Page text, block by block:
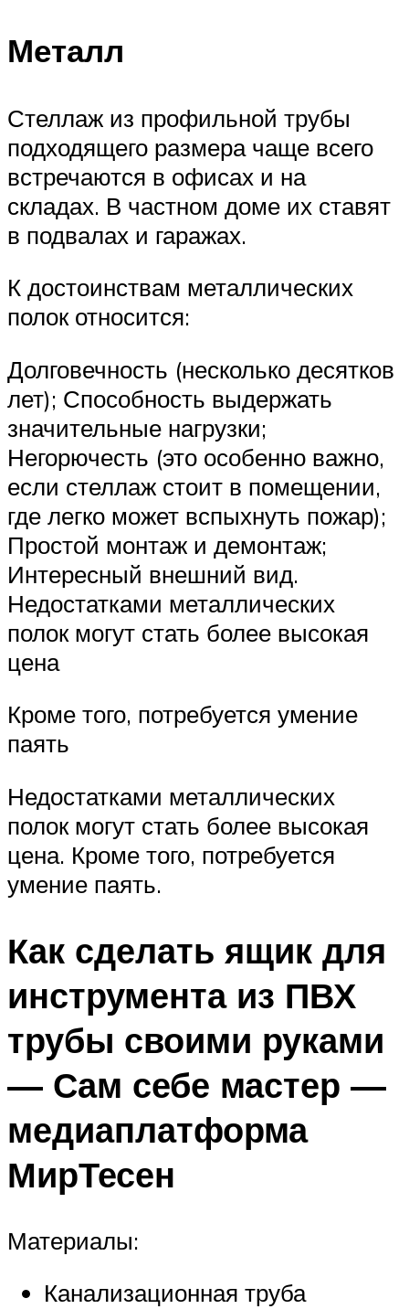
Металл
Стеллаж из профильной трубы
подходящего размера чаще всего
встречаются в офисах и на
складах. В частном доме их ставят
в подвалах и гаражах.
К достоинствам металлических
полок относится:
Долговечность (несколько десятков
лет); Способность выдержать
значительные нагрузки;
Негорючесть (это особенно важно,
если стеллаж стоит в помещении,
где легко может вспыхнуть пожар);
Простой монтаж и демонтаж;
Интересный внешний вид.
Недостатками металлических
полок могут стать более высокая
цена
Кроме того, потребуется умение
паять
Недостатками металлических
полок могут стать более высокая
цена. Кроме того, потребуется
умение паять.
Как сделать ящик для
инструмента из ПВХ
трубы своими руками
— Сам себе мастер —
медиаплатформа
МирТесен
Материалы:
Канализационная труба